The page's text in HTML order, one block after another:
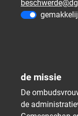
de missie
De
de